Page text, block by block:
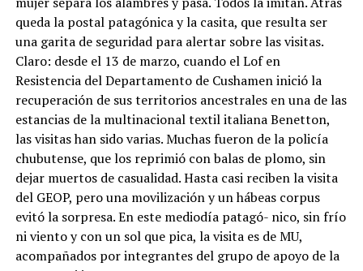
queda la postal patagónica y la casita, que resulta ser
una garita de seguridad para alertar sobre las visitas.
Claro: desde el 13 de marzo, cuando el Lof en
Resistencia del Departamento de Cushamen inició la
recuperación de sus territorios ancestrales en una de las
estancias de la multinacional textil italiana Benetton,
las visitas han sido varias. Muchas fueron de la policía
chubutense, que los reprimió con balas de plomo, sin
dejar muertos de casualidad. Hasta casi reciben la visita
del GEOP, pero una movilización y un hábeas corpus
evitó la sorpresa. En este mediodía patagó- nico, sin frío
ni viento y con un sol que pica, la visita es de MU,
acompañados por integrantes del grupo de apoyo de la